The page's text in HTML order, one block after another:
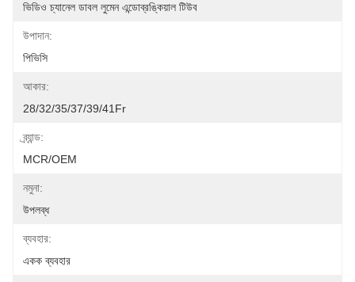
ভিডিও চ্যানেল ডাবল লুমেন এন্ডোব্রঙ্কিয়াল টিউব
উপাদান:
পিভিসি
আকার:
28/32/35/37/39/41Fr
ব্র্যান্ড:
MCR/OEM
নমুনা:
উপলব্ধ
ব্যবহার:
একক ব্যবহার